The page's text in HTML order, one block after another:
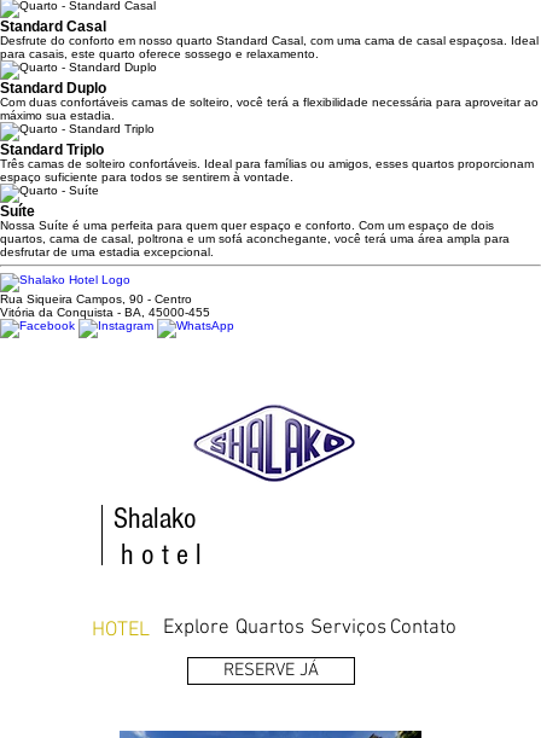
Standard Casal
Desfrute do conforto em nosso quarto Standard Casal, com uma cama de casal espaçosa. Ideal
para casais, este quarto oferece sossego e relaxamento.
Standard Duplo
Com duas confortáveis camas de solteiro, você terá a flexibilidade necessária para aproveitar ao
máximo sua estadia.
Standard Triplo
Três camas de solteiro confortáveis. Ideal para famílias ou amigos, esses quartos proporcionam
espaço suficiente para todos se sentirem à vontade.
Suíte
Nossa Suíte é uma perfeita para quem quer espaço e conforto. Com um espaço de dois
quartos, cama de casal, poltrona e um sofá aconchegante, você terá uma área ampla para
desfrutar de uma estadia excepcional.
Rua Siqueira Campos, 90 - Centro
Vitória da Conquista - BA, 45000-455
Shalako
h o t e l
HOTEL Explore Quartos Serviços Contato
RESERVE JÁ